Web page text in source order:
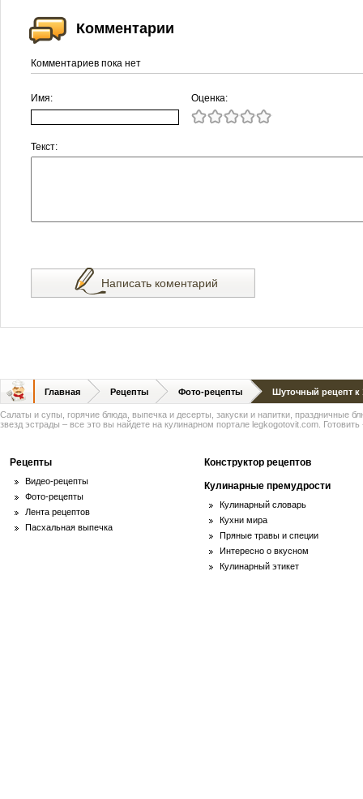
Комментарии
Комментариев пока нет
Имя: Оценка:
Текст:
Написать коментарий
Главная Рецепты Фото-рецепты Шуточный рецепт к
Салаты и супы, горячие блюда, выпечка и десерты, закуски и напитки, праздничные
звезд эстрады – все это вы найдете на кулинарном портале legkogotovit.com. Готовить
Рецепты
Видео-рецепты
Фото-рецепты
Лента рецептов
Пасхальная выпечка
Конструктор рецептов
Кулинарные премудрости
Кулинарный словарь
Кухни мира
Пряные травы и специи
Интересно о вкусном
Кулинарный этикет